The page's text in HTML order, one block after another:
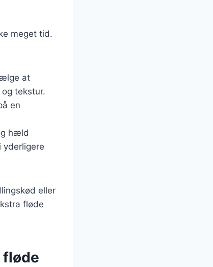
meget tid.
at
tekstur.
en
hæld
yderligere
eller
fløde
fløde